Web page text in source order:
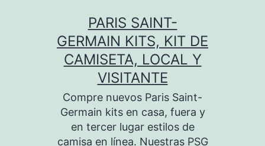
PARIS SAINT-
GERMAIN KITS, KIT DE
CAMISETA, LOCAL Y
VISITANTE
Compre nuevos Paris Saint-
Germain kits en casa, fuera y
en tercer lugar estilos de
camisa en línea. Nuestras PSG